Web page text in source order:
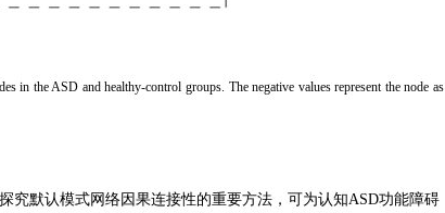
in the ASD and healthy-control groups. The negative values represent the node as
究默认模式网络因果连接性的重要方法，可为认知ASD功能障碍